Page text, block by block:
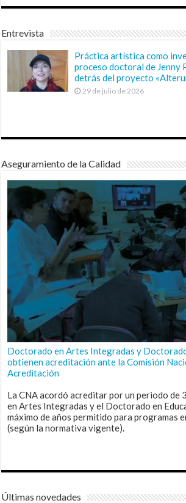
Entrevista
Práctica artística como
proceso doctoral de Jenny
detrás del proyecto
29 de julio de 2026
Aseguramiento de la Calidad
Doctorado en Artes Integradas y
obtienen acreditación ante la Comisión
Acreditación
La CNA acordó acreditar por un periodo de
en Artes Integradas y el Doctorado en
máximo de años permitido para programas
(según la normativa vigente).
Últimas novedades